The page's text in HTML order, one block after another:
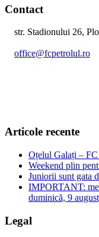
Contact
str. Stadionului 26,
office@fcpetrolul.ro
Articole recente
Oțelul Galați –
Weekend plin
Juniorii sunt gata
IMPORTANT:
duminică, 9
Legal